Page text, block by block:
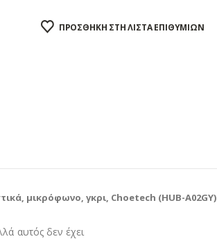
ΠΡΟΣΘΉΚΗ ΣΤΗ ΛΊΣΤΑ ΕΠΙΘΥΜΙΏΝ
μικρόφωνο, γκρι, Choetech (HUB-A02GY)
αυτός δεν έχει